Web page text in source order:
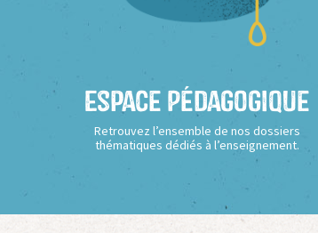
Espace Pédagogique
Retrouvez l’ensemble de nos dossiers
thématiques dédiés à l’enseignement.